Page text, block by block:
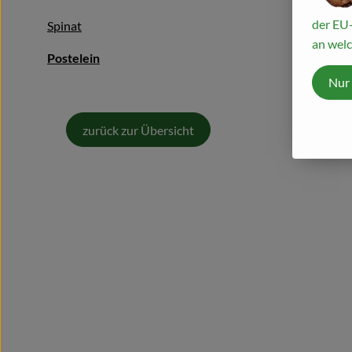
Spinat
Postelein
zurück zur Übersicht
der
an
Nur